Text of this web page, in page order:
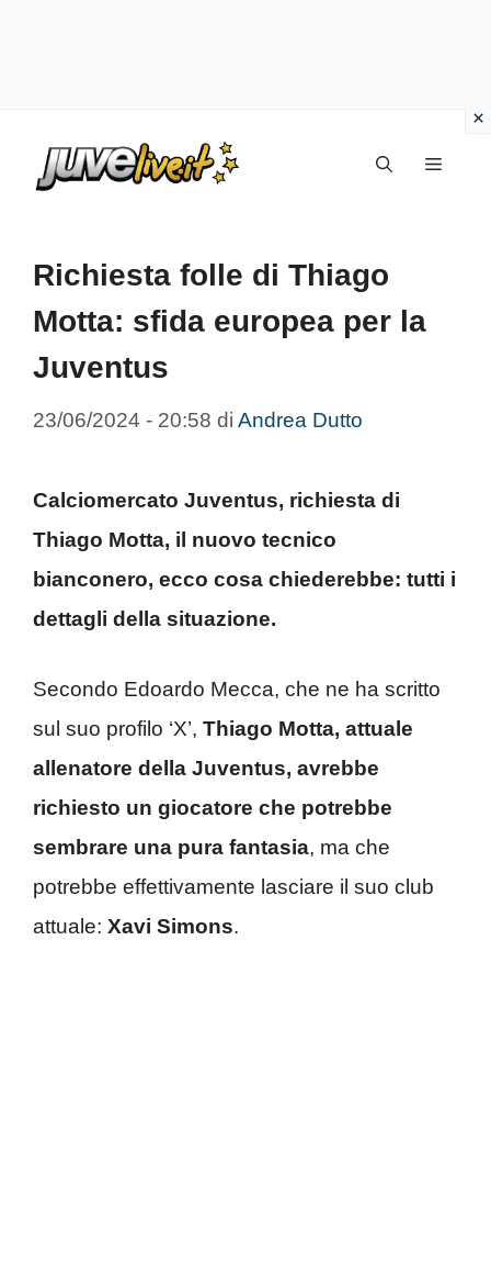
Menu
Richiesta folle di Thiago
Motta: sfida europea per la
Juventus
23/06/2024 - 20:58 di Andrea Dutto
Calciomercato Juventus, richiesta di
Thiago Motta, il nuovo tecnico
bianconero, ecco cosa chiederebbe: tutti i
dettagli della situazione.
Secondo Edoardo Mecca, che ne ha scritto
sul suo profilo ‘X’, Thiago Motta, attuale
allenatore della Juventus, avrebbe
richiesto un giocatore che potrebbe
sembrare una pura fantasia, ma che
potrebbe effettivamente lasciare il suo club
attuale: Xavi Simons.